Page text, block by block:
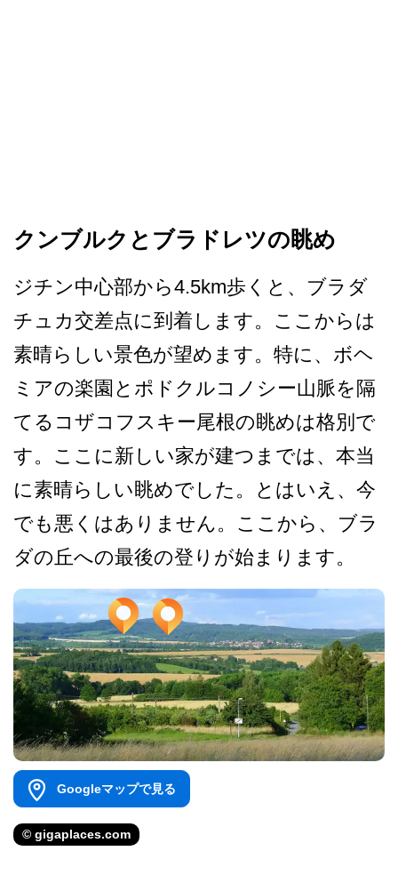
クンブルクとブラドレツの眺め
ジチン中心部から4.5km歩くと、ブラダ
チ­ュカ交差点に到着します。ここからは
素晴らしい景色­が望めます。特に、ボヘ
ミアの楽園とポドクルコノシ­ー山脈を隔
てるコザコフスキー尾根の眺めは格別で
す­。ここに新しい家が建つまでは、本当
に素晴らしい眺­めでした。とはいえ、今
でも悪くはありません。ここ­から、ブラ
ダの丘への最後の登りが始まります。
Googleマップで見る
© gigaplaces.com